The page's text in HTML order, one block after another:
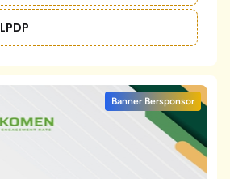
Banner Bersponsor